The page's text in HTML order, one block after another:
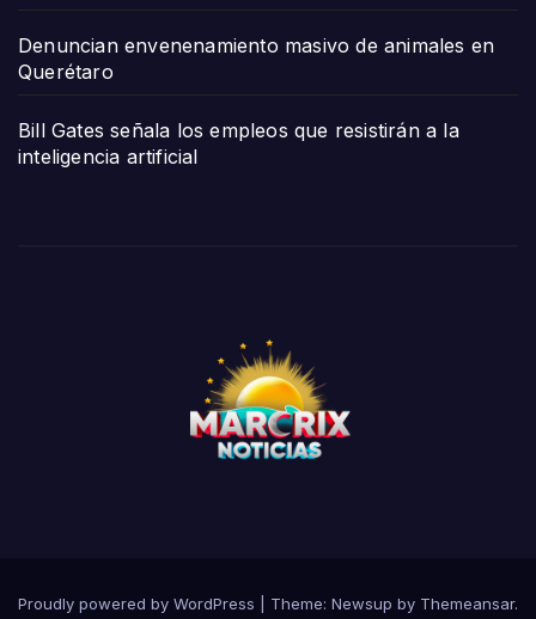
Denuncian envenenamiento masivo de animales en
Querétaro
Bill Gates señala los empleos que resistirán a la
inteligencia artificial
Proudly powered by WordPress Theme: Newsup by Themeansar.